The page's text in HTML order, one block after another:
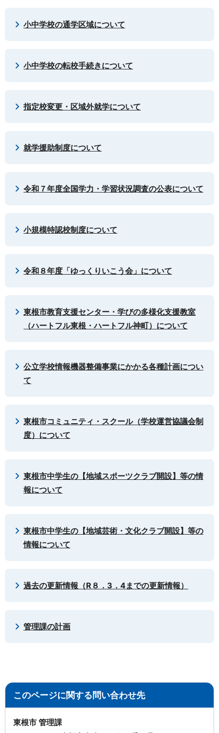
小中学校の通学区域について
小中学校の転校手続きについて
指定校変更・区域外就学について
就学援助制度について
令和７年度全国学力・学習状況調査の公表について
小規模特認校制度について
令和８年度「ゆっくりいこう会」について
東根市教育支援センター・学びの多様化支援教室
（ハートフル東根・ハートフル神町）について
公立学校情報機器整備事業にかかる各種計画につい
て
東根市コミュニティ・スクール（学校運営協議会制
度）について
東根市中学生の【地域スポーツクラブ開設】等の情
報について
東根市中学生の【地域芸術・文化クラブ開設】等の
情報について
過去の更新情報（R８．3．4までの更新情報）
管理課の計画
このページに関する問い合わせ先
東根市 管理課